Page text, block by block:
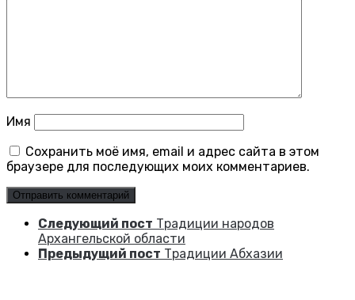
Имя
Сохранить моё имя, email и адрес сайта в этом
браузере для последующих моих комментариев.
Следующий пост Традиции народов
Архангельской области
Предыдущий пост Традиции Абхазии